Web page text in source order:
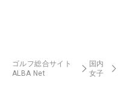
ゴルフ総合サイト
ALBA Net
国内
女子